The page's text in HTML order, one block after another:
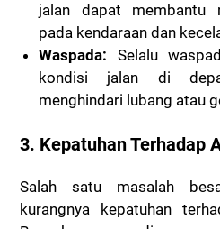
jalan dapat membantu
pada kendaraan dan
Waspada: Selalu
kondisi jalan di
menghindari lubang atau
3. Kepatuhan Terhadap
Salah satu masalah
kurangnya kepatuhan